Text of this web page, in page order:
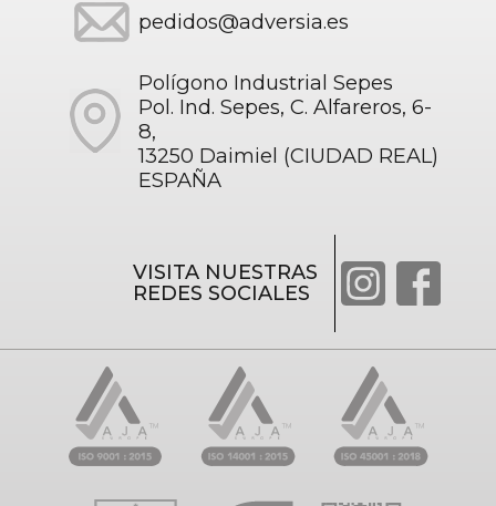
pedidos@adversia.es
Polígono Industrial Sepes
Pol. Ind. Sepes, C. Alfareros, 6-
8,
13250 Daimiel (CIUDAD REAL)
ESPAÑA
VISITA NUESTRAS
REDES SOCIALES